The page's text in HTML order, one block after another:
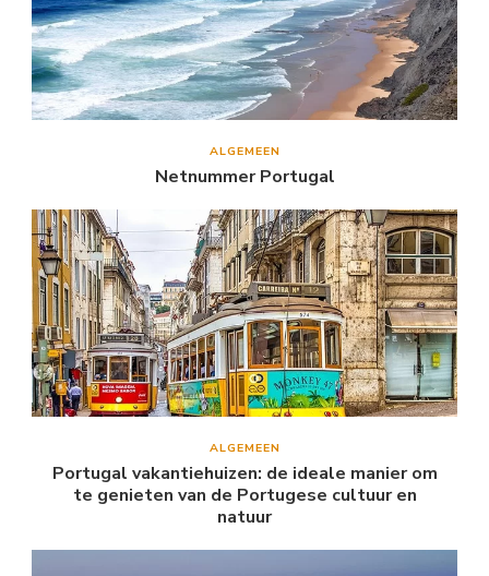
ALGEMEEN
Netnummer Portugal
ALGEMEEN
Portugal vakantiehuizen: de ideale manier om
te genieten van de Portugese cultuur en
natuur